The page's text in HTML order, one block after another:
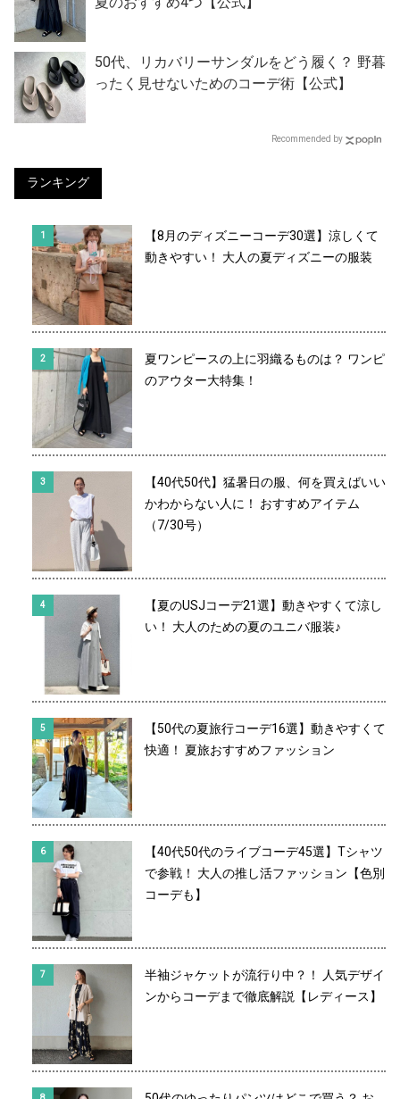
50代、リカバリーサンダルをどう履く？ 野暮
ったく見せないためのコーデ術【公式】
Recommended by
ランキング
【8月のディズニーコーデ30選】涼しくて
動きやすい！ 大人の夏ディズニーの服装
夏ワンピースの上に羽織るものは？ ワンピ
のアウター大特集！
【40代50代】猛暑日の服、何を買えばいい
かわからない人に！ おすすめアイテム
（7/30号）
【夏のUSJコーデ21選】動きやすくて涼し
い！ 大人のための夏のユニバ服装♪
【50代の夏旅行コーデ16選】動きやすくて
快適！ 夏旅おすすめファッション
【40代50代のライブコーデ45選】Tシャツ
で参戦！ 大人の推し活ファッション【色別
コーデも】
半袖ジャケットが流行り中？！ 人気デザイ
ンからコーデまで徹底解説【レディース】